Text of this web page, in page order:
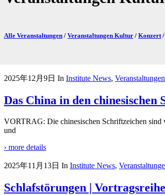
Alle Veranstaltungen / Veranstaltungen Kultur / Konzert/
2025年12月9日 In Institute News,
Das China in den chinesischen
VORTRAG: Die chinesischen Schriftzeichen sind
und
› more details
2025年11月13日 In Institute News,
Schlafstörungen |